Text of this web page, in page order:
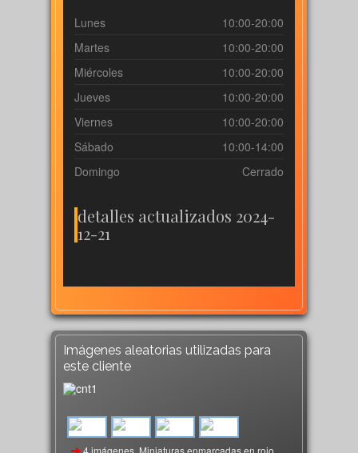
Lunes
10:00-20:00
Martes
10:00-20:00
Miércoles
10:00-20:00
Jueves
10:00-20:00
Viernes
10:00-20:00
Sábado
10:00-14:00
Domingo
Cerrado
detalles actualizados 2024-
12-21
Imágenes aleatorias utilizadas para
este cliente